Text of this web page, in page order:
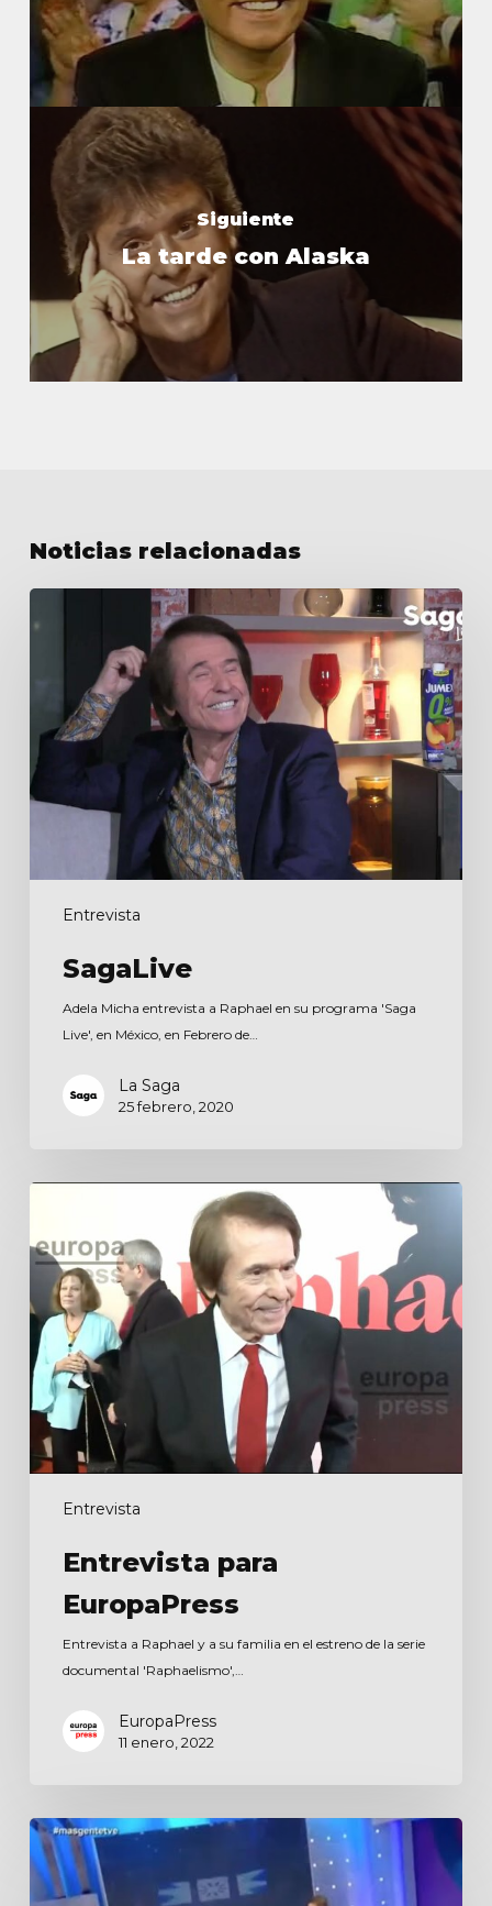
Siguiente
La tarde con Alaska
Noticias relacionadas
Entrevista
SagaLive
SagaLive
Adela Micha entrevista a Raphael en su programa 'Saga
Live', en México, en Febrero de…
La Saga
25 febrero, 2020
Entrevista
EuropaPress
Entrevista para
EuropaPress
Entrevista a Raphael y a su familia en el estreno de la serie
documental 'Raphaelismo',…
EuropaPress
11 enero, 2022
Más
gente